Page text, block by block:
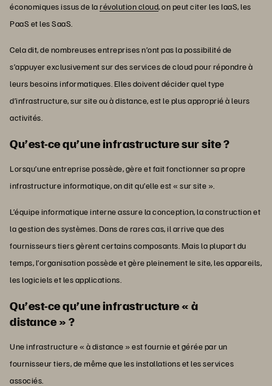
économiques issus de larévolution cloud, on peut citer les IaaS, les
PaaS et les SaaS.
Cela dit, de nombreuses entreprises n’ont pas la possibilité de
s’appuyer exclusivement sur des services de cloud pour répondre à
leurs besoins informatiques. Elles doivent décider quel type
d’infrastructure, sur site ou à distance, est le plus approprié à leurs
activités.
Qu’est-ce qu’une infrastructure sur site ?
Lorsqu’une entreprise possède, gère et fait fonctionner sa propre
infrastructure informatique, on dit qu’elle est « sur site ».
L’équipe informatique interne assure la conception, la construction et
la gestion des systèmes. Dans de rares cas, il arrive que des
fournisseurs tiers gèrent certains composants. Mais la plupart du
temps, l’organisation possède et gère pleinement le site, les appareils,
les logiciels et les applications.
Qu’est-ce qu’une infrastructure « à
distance » ?
Une infrastructure « à distance » est fournie et gérée par un
fournisseur tiers, de même que les installations et les services
associés.